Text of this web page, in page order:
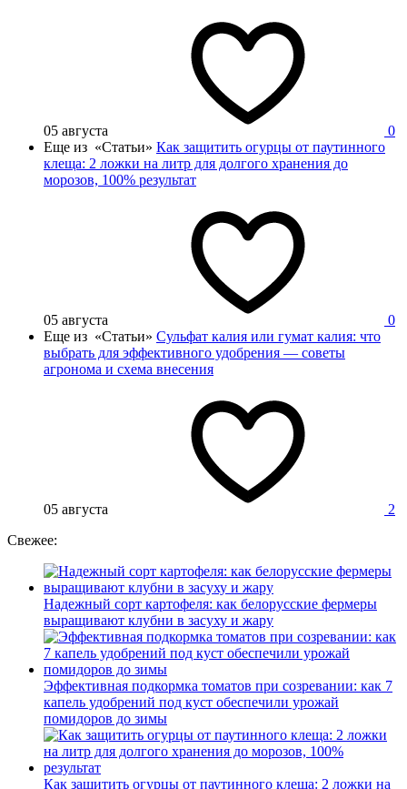
05 августа
0
Еще из «Статьи» Как защитить огурцы от паутинного
клеща: 2 ложки на литр для долгого хранения до
морозов, 100% результат
05 августа
0
Еще из «Статьи» Сульфат калия или гумат калия: что
выбрать для эффективного удобрения — советы
агронома и схема внесения
05 августа
2
Свежее:
Надежный сорт картофеля: как белорусские фермеры
выращивают клубни в засуху и жару
Эффективная подкормка томатов при созревании: как 7
капель удобрений под куст обеспечили урожай
помидоров до зимы
Как защитить огурцы от паутинного клеща: 2 ложки на